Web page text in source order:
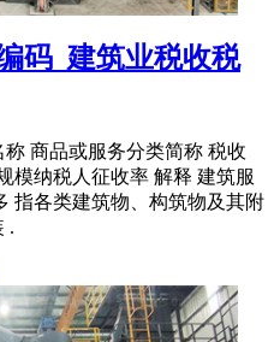
码_建筑业税收税
商品或服务分类简称 税收
模纳税人征收率 解释 建筑服
指各类建筑物、构筑物及其附
.